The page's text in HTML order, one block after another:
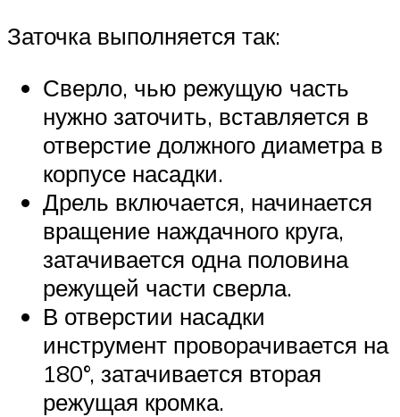
Заточка выполняется так:
Сверло, чью режущую часть
нужно заточить, вставляется в
отверстие должного диаметра в
корпусе насадки.
Дрель включается, начинается
вращение наждачного круга,
затачивается одна половина
режущей части сверла.
В отверстии насадки
инструмент проворачивается на
180°, затачивается вторая
режущая кромка.